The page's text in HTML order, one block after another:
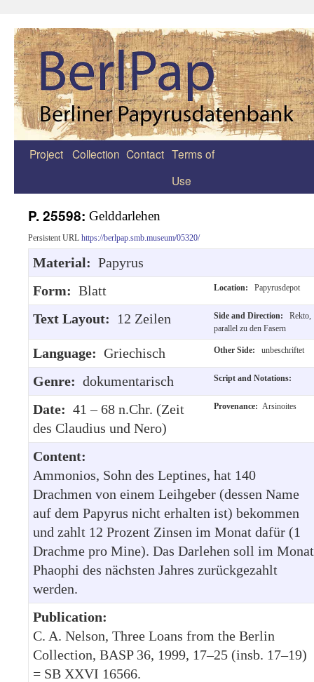
Zum
Project Collection Contact Terms of
Use
P. 25598: Gelddarlehen
Persistent URL https://berlpap.smb.museum/05320/
Material: Papyrus
Form: Blatt Location: Papyrusdepot
Text Layout: 12 Zeilen Side and Direction:
Rekto,
parallel zu den Fasern
Language: Griechisch Other Side: unbeschriftet
Genre: dokumentarisch Script and Notations:
Date: 41 – 68 n.Chr. (Zeit
des Claudius und Nero)
Provenance: Arsinoites
Content:
Ammonios, Sohn des Leptines, hat 140
Drachmen von einem Leihgeber (dessen Name
auf dem Papyrus nicht erhalten ist) bekommen
und zahlt 12 Prozent Zinsen im Monat dafür (1
Drachme pro Mine). Das Darlehen soll im Monat
Phaophi des nächsten Jahres zurückgezahlt
werden.
Publication:
C. A. Nelson, Three Loans from the Berlin
Collection, BASP 36, 1999, 17–25 (insb. 17–19)
= SB XXVI 16566.